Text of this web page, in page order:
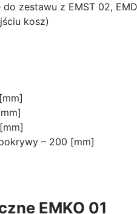
do zestawu z EMST 02,
kosz)
– 200 [mm]
EMKO 01